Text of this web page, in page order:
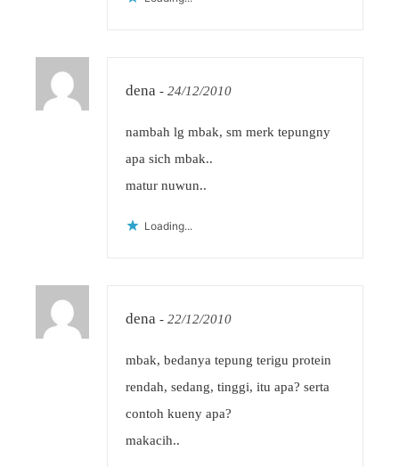
dena - 24/12/2010
nambah lg mbak, sm merk tepungny
apa sich mbak..
matur nuwun..
Loading...
dena - 22/12/2010
mbak, bedanya tepung terigu protein
rendah, sedang, tinggi, itu apa? serta
contoh kueny apa?
makacih..